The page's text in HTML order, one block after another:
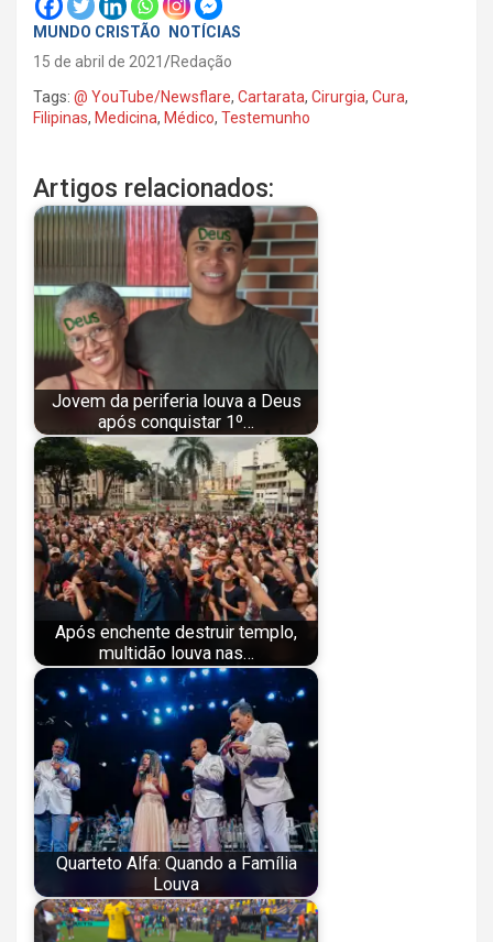
MUNDO CRISTÃO
NOTÍCIAS
15 de abril de 2021
Redação
Tags: @ YouTube/Newsflare, Cartarata, Cirurgia, Cura,
Filipinas, Medicina, Médico, Testemunho
Artigos relacionados:
Jovem da periferia louva a Deus
após conquistar 1º…
Após enchente destruir templo,
multidão louva nas…
Quarteto Alfa: Quando a Família
Louva